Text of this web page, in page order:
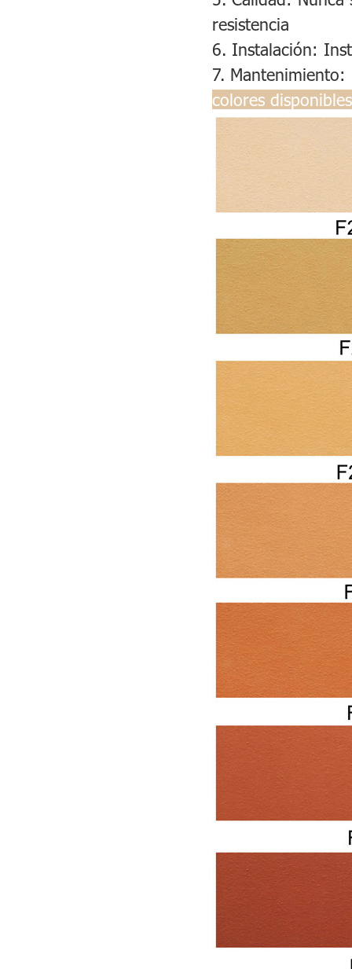
resistencia
6. Instalación:
7.
colores